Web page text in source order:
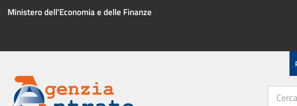
Ministero dell'Economia e delle Finanze
Menu
servizio